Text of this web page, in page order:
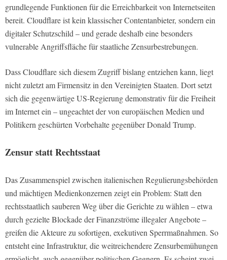
grundlegende Funktionen für die Erreichbarkeit von Internetseiten
bereit. Cloudflare ist kein klassischer Contentanbieter, sondern ein
digitaler Schutzschild – und gerade deshalb eine besonders
vulnerable Angriffsfläche für staatliche Zensurbestrebungen.
Dass Cloudflare sich diesem Zugriff bislang entziehen kann, liegt
nicht zuletzt am Firmensitz in den Vereinigten Staaten. Dort setzt
sich die gegenwärtige US-Regierung demonstrativ für die Freiheit
im Internet ein – ungeachtet der von europäischen Medien und
Politikern geschürten Vorbehalte gegenüber Donald Trump.
Zensur statt Rechtsstaat
Das Zusammenspiel zwischen italienischen Regulierungsbehörden
und mächtigen Medienkonzernen zeigt ein Problem: Statt den
rechtsstaatlich sauberen Weg über die Gerichte zu wählen – etwa
durch gezielte Blockade der Finanzströme illegaler Angebote –
greifen die Akteure zu sofortigen, exekutiven Sperrmaßnahmen. So
entsteht eine Infrastruktur, die weitreichendere Zensurbemühungen